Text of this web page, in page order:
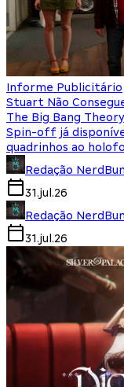
Informe Publicitário
Stuart Não
The Big Bang
Spin-off já
quadrinhos ao
Redação
31.jul.26
Redação
31.jul.26